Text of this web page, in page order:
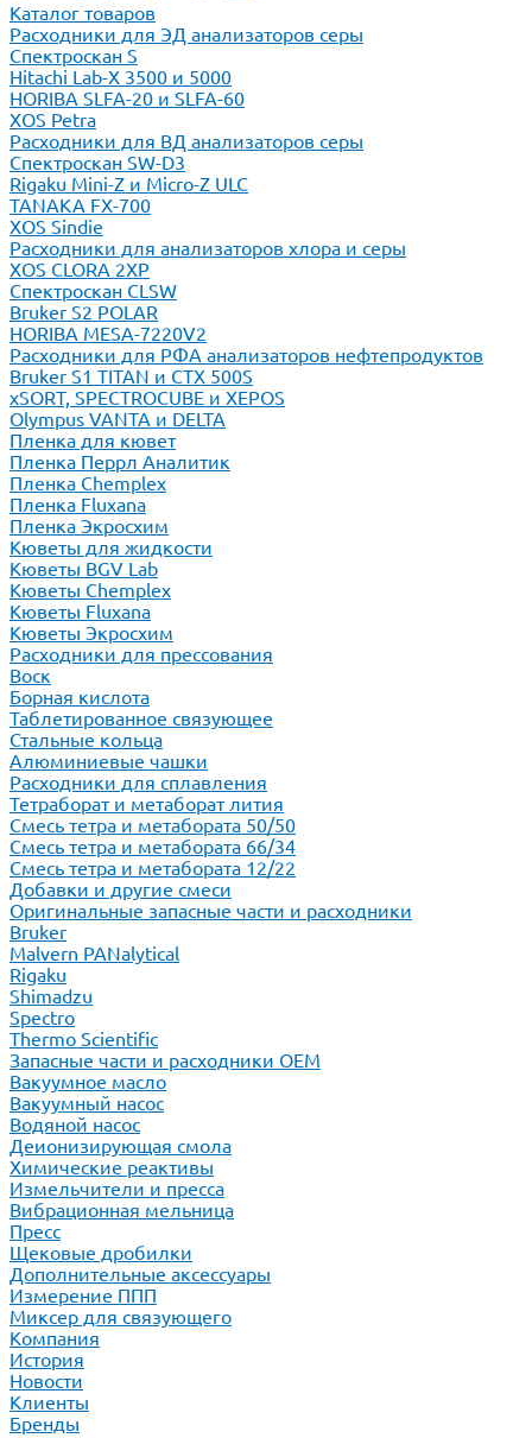
Каталог товаров
Расходники для ЭД анализаторов серы
Спектроскан S
Hitachi Lab-X 3500 и 5000
HORIBA SLFA-20 и SLFA-60
XOS Petra
Расходники для ВД анализаторов серы
Спектроскан SW-D3
Rigaku Mini-Z и Micro-Z ULC
TANAKA FX-700
XOS Sindie
Расходники для анализаторов хлора и серы
XOS CLORA 2XP
Спектроскан CLSW
Bruker S2 POLAR
HORIBA MESA-7220V2
Расходники для РФА анализаторов нефтепродуктов
Bruker S1 TITAN и CTX 500S
xSORT, SPECTROCUBE и XEPOS
Olympus VANTA и DELTA
Пленка для кювет
Пленка Перрл Аналитик
Пленка Chemplex
Пленка Fluxana
Пленка Экросхим
Кюветы для жидкости
Кюветы BGV Lab
Кюветы Chemplex
Кюветы Fluxana
Кюветы Экросхим
Расходники для прессования
Воск
Борная кислота
Таблетированное связующее
Стальные кольца
Алюминиевые чашки
Расходники для сплавления
Тетраборат и метаборат лития
Смесь тетра и метабората 50/50
Смесь тетра и метабората 66/34
Смесь тетра и метабората 12/22
Добавки и другие смеси
Оригинальные запасные части и расходники
Bruker
Malvern PANalytical
Rigaku
Shimadzu
Spectro
Thermo Scientific
Запасные части и расходники ОЕМ
Вакуумное масло
Вакуумный насос
Водяной насос
Деионизирующая смола
Химические реактивы
Измельчители и пресса
Вибрационная мельница
Пресс
Щековые дробилки
Дополнительные аксессуары
Измерение ППП
Миксер для связующего
Компания
История
Новости
Клиенты
Бренды